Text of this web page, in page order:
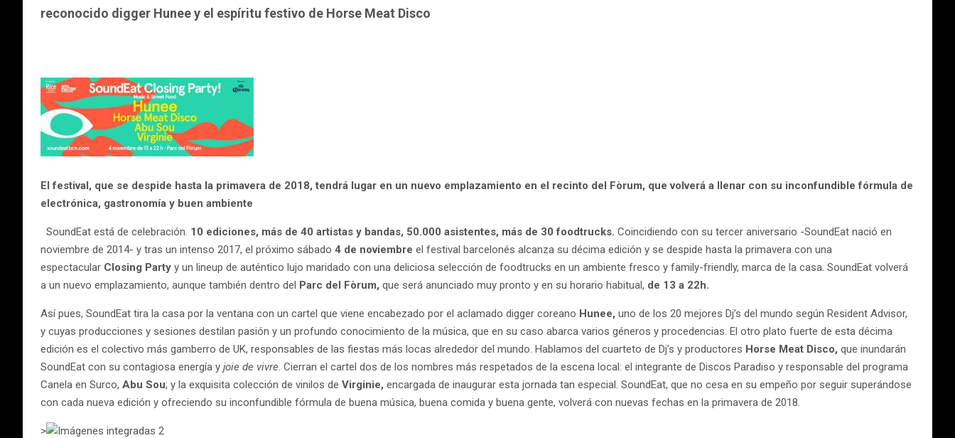
reconocido digger Hunee y el espíritu festivo de Horse Meat Disco
El festival, que se despide hasta la primavera de 2018, tendrá lugar en un nuevo emplazamiento en el recinto del Fòrum, que volverá a llenar con su inconfundible fórmula de
electrónica, gastronomía y buen ambiente
SoundEat está de celebración. 10 ediciones, más de 40 artistas y bandas, 50.000 asistentes, más de 30 foodtrucks. Coincidiendo con su tercer aniversario -SoundEat nació en
noviembre de 2014- y tras un intenso 2017, el próximo sábado 4 de noviembre el festival barcelonés alcanza su décima edición y se despide hasta la primavera con una
espectacular Closing Party y un lineup de auténtico lujo maridado con una deliciosa selección de foodtrucks en un ambiente fresco y family-friendly, marca de la casa. SoundEat volverá
a un nuevo emplazamiento, aunque también dentro del Parc del Fòrum, que será anunciado muy pronto y en su horario habitual, de 13 a 22h.
Así pues, SoundEat tira la casa por la ventana con un cartel que viene encabezado por el aclamado digger coreano Hunee, uno de los 20 mejores Dj’s del mundo según Resident Advisor,
y cuyas producciones y sesiones destilan pasión y un profundo conocimiento de la música, que en su caso abarca varios géneros y procedencias. El otro plato fuerte de esta décima
edición es el colectivo más gamberro de UK, responsables de las fiestas más locas alrededor del mundo. Hablamos del cuarteto de Dj’s y productores Horse Meat Disco, que inundarán
SoundEat con su contagiosa energía y joie de vivre. Cierran el cartel dos de los nombres más respetados de la escena local: el integrante de Discos Paradiso y responsable del programa
Canela en Surco, Abu Sou; y la exquisita colección de vinilos de Virginie, encargada de inaugurar esta jornada tan especial. SoundEat, que no cesa en su empeño por seguir superándose
con cada nueva edición y ofreciendo su inconfundible fórmula de buena música, buena comida y buena gente, volverá con nuevas fechas en la primavera de 2018.
>